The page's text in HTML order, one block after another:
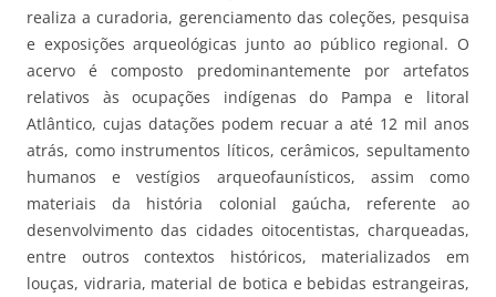
realiza a curadoria, gerenciamento das coleções, pesquisa
e exposições arqueológicas junto ao público regional. O
acervo é composto predominantemente por artefatos
relativos às ocupações indígenas do Pampa e litoral
Atlântico, cujas datações podem recuar a até 12 mil anos
atrás, como instrumentos líticos, cerâmicos, sepultamento
humanos e vestígios arqueofaunísticos, assim como
materiais da história colonial gaúcha, referente ao
desenvolvimento das cidades oitocentistas, charqueadas,
entre outros contextos históricos, materializados em
louças, vidraria, material de botica e bebidas estrangeiras,